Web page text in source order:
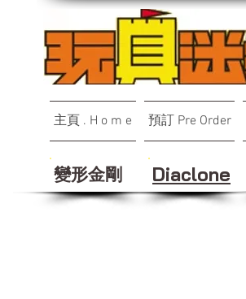
主頁 . H o m e 預訂 Pre Order
變形金剛 Diaclone